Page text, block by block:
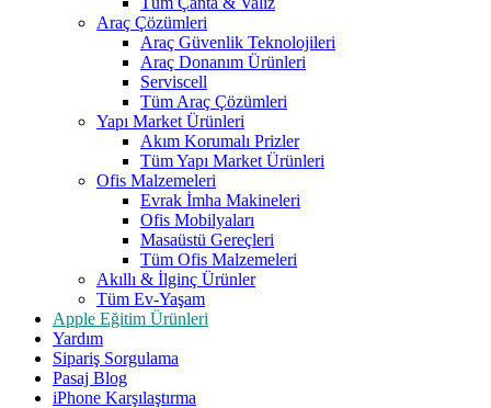
Araç Çözümleri
Araç Güvenlik Teknolojileri
Araç Donanım Ürünleri
Serviscell
Tüm Araç Çözümleri
Yapı Market Ürünleri
Akım Korumalı Prizler
Tüm Yapı Market Ürünleri
Ofis Malzemeleri
Evrak İmha Makineleri
Ofis Mobilyaları
Masaüstü Gereçleri
Tüm Ofis Malzemeleri
Akıllı & İlginç Ürünler
Tüm Ev-Yaşam
Apple Eğitim Ürünleri
Yardım
Sipariş Sorgulama
Pasaj Blog
iPhone Karşılaştırma